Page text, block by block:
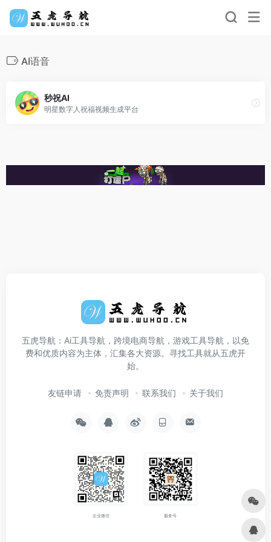
AI语音
秒祝AI
明星数字人祝福视频生成平台
五虎导航：Ai工具导航，跨境电商导航，游戏工具导航，以免
费和优质内容为主体，汇集各大资源。寻找工具就从五虎开
始。
友链申请 免责声明 联系我们 关于我们
企业微信 服务号